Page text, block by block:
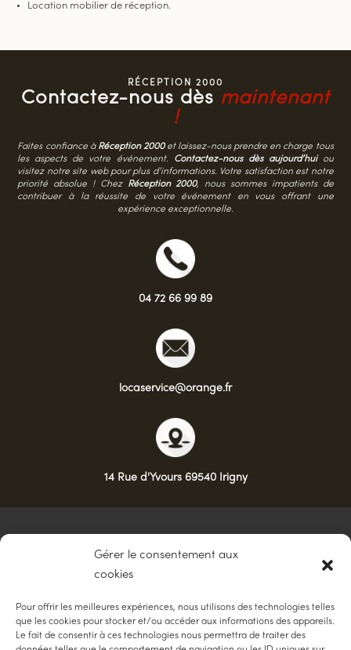
Gérer le consentement aux
cookies
Pour offrir les meilleures expériences, nous utilisons des technologies telles
que les cookies pour stocker et/ou accéder aux informations des appareils.
Le fait de consentir à ces technologies nous permettra de traiter des
Location mobilier de réception.
RÉCEPTION 2000
Contactez-nous dès maintenant
!
Faites confiance à Réception 2000et laissez-nous prendre en charge tous
les aspects de votre événement.
Contactez-nous dès aujourd’huiou
visitez notre site web pour plus d’informations. Votre satisfaction est notre
priorité absolue ! Chez Réception 2000, nous sommes impatients de
contribuer à la réussite de votre événement en vous offrant une
expérience exceptionnelle.
04 72 66 99 89
locaservice@orange.fr
14 Rue d'Yvours 69540 Irigny